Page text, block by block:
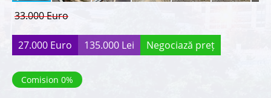
33.000 Euro
27.000 Euro 135.000 Lei Negociază preț
Comision 0%